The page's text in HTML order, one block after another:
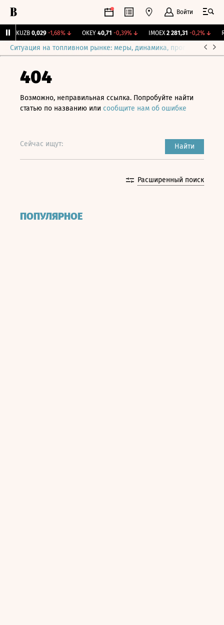
Войти
KUZB 0,029 -1,68%↓ OKEY 40,71 -0,39%↓ IMOEX 2 281,31 -0,2%↓
Ситуация на топливном рынке: меры, динамика, прогнозы
404
Возможно, неправильная ссылка. Попробуйте найти
статью по названию или сообщите нам об ошибке
Сейчас ищут: Найти
Расширенный поиск
ПОПУЛЯРНОЕ